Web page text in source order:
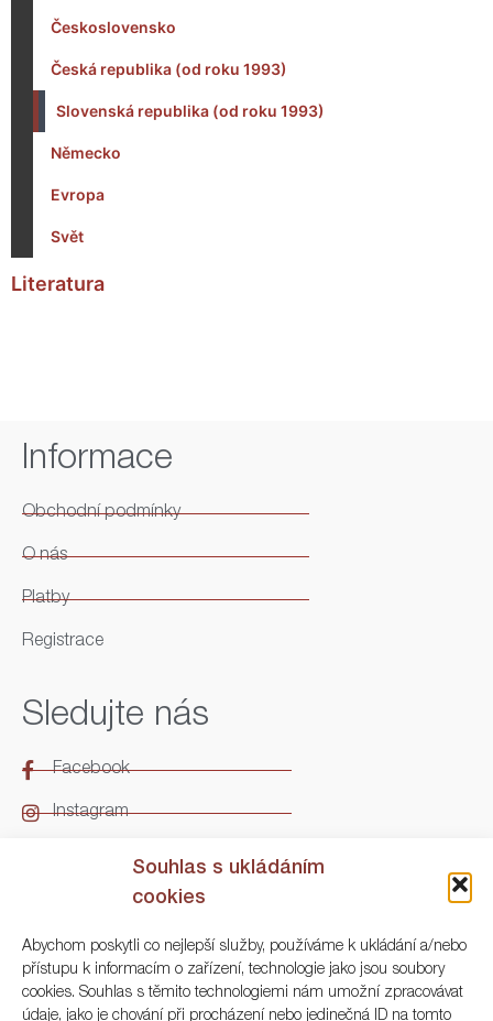
Souhlas s ukládáním
cookies
Abychom poskytli co nejlepší služby, používáme k ukládání a/nebo
přístupu k informacím o zařízení, technologie jako jsou soubory
cookies. Souhlas s těmito technologiemi nám umožní zpracovávat
údaje, jako je chování při procházení nebo jedinečná ID na tomto
Československo
Česká republika (od roku 1993)
Slovenská republika (od roku 1993)
Německo
Evropa
Svět
Literatura
Informace
Obchodní podmínky
O nás
Platby
Registrace
Sledujte nás
Facebook
Instagram
Kontakt
ARGO Numismatika